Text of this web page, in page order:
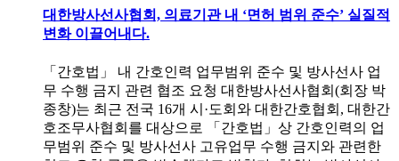
대한방사선사협회, 의료기관 내 ‘면허 범위 준수’ 실질적
변화 이끌어내다.
「간호법」 내 간호인력 업무범위 준수 및 방사선사 업
무 수행 금지 관련 협조 요청 대한방사선사협회(회장 박
종창)는 최근 전국 16개 시·도회와 대한간호협회, 대한간
호조무사협회를 대상으로 「간호법」상 간호인력의 업
무범위 준수 및 방사선사 고유업무 수행 금지와 관련한